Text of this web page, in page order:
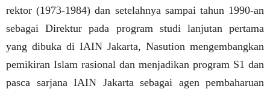
rektor (1973-1984) dan setelahnya sampai tahun 1990-an
sebagai Direktur pada program studi lanjutan pertama
yang dibuka di IAIN Jakarta, Nasution mengembangkan
pemikiran Islam rasional dan menjadikan program S1 dan
pasca sarjana IAIN Jakarta sebagai agen pembaharuan